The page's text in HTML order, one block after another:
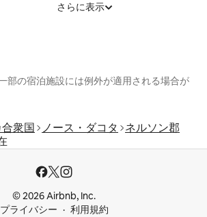
さらに表示
部の宿泊施設には例外が適用される場合が
衆国 ノース・ダコタ
ネルソン郡
© 2026 Airbnb, Inc.
プライバシー
利用規約